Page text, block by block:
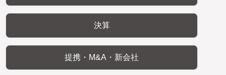
決算
提携・M&A・新会社